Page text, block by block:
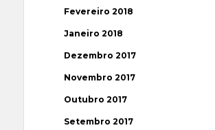
Fevereiro 2018
Janeiro 2018
Dezembro 2017
Novembro 2017
Outubro 2017
Setembro 2017